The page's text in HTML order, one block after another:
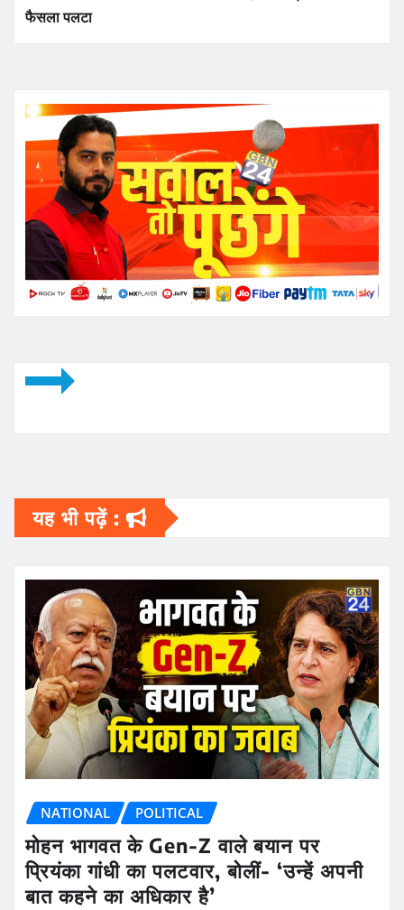
फैसला पलटा
यह भी पढ़ें :
NATIONAL POLITICAL
मोहन भागवत के Gen-Z वाले बयान पर
प्रियंका गांधी का पलटवार, बोलीं- ‘उन्हें अपनी
बात कहने का अधिकार है’